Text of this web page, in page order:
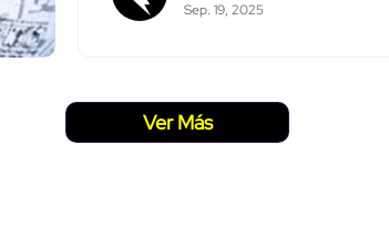
Sep. 19, 2025
Ver Más